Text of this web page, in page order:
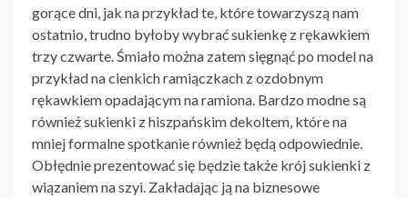
gorące dni, jak na przykład te, które towarzyszą nam
ostatnio, trudno byłoby wybrać sukienkę z rękawkiem
trzy czwarte. Śmiało można zatem sięgnąć po model na
przykład na cienkich ramiączkach z ozdobnym
rękawkiem opadającym na ramiona. Bardzo modne są
również sukienki z hiszpańskim dekoltem, które na
mniej formalne spotkanie również będą odpowiednie.
Obłędnie prezentować się będzie także krój sukienki z
wiązaniem na szyi. Zakładając ją na biznesowe